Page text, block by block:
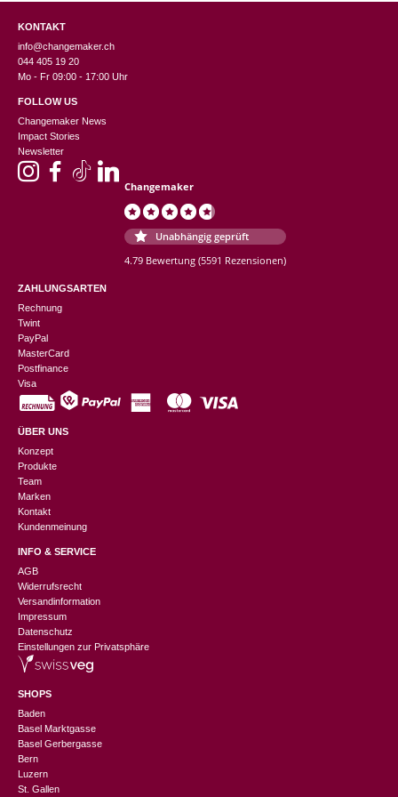
KONTAKT
info@changemaker.ch
044 405 19 20
Mo - Fr 09:00 - 17:00 Uhr
FOLLOW US
Changemaker News
Impact Stories
Newsletter
Changemaker
Unabhängig geprüft
4.79 Bewertung (5591 Rezensionen)
ZAHLUNGSARTEN
Rechnung
Twint
PayPal
MasterCard
Postfinance
Visa
ÜBER UNS
Konzept
Produkte
Team
Marken
Kontakt
Kundenmeinung
INFO & SERVICE
AGB
Widerrufsrecht
Versandinformation
Impressum
Datenschutz
Einstellungen zur Privatsphäre
SHOPS
Baden
Basel Marktgasse
Basel Gerbergasse
Bern
Luzern
St. Gallen